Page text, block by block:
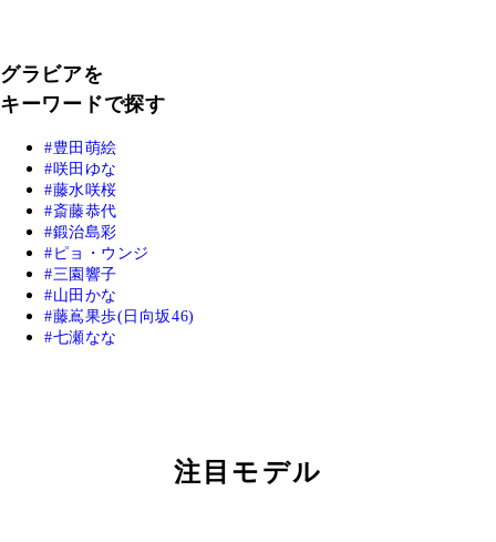
グラビアを
キーワードで探す
豊田萌絵
咲田ゆな
藤水咲桜
斎藤恭代
鍛治島彩
ピョ・ウンジ
三園響子
山田かな
藤嶌果歩(日向坂46)
七瀬なな
注目モデル